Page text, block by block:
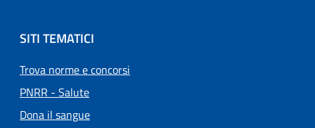
SITI TEMATICI
Trova norme e concorsi
PNRR - Salute
Dona il sangue